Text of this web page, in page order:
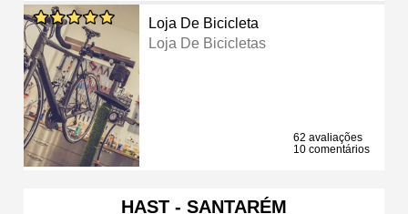
Loja De Bicicleta
Loja De Bicicletas
62 avaliações
10 comentários
HAST - SANTARÉM